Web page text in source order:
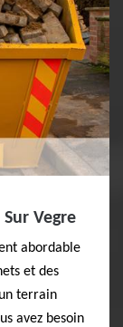
Vegre
abordable
et des
terrain
avez besoin